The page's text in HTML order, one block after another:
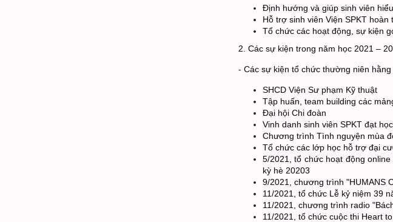
Định hướng và giúp sinh viên
Hỗ trợ sinh viên Viện SPKT
Tổ chức các hoạt động, sự kiện
2. Các sự kiện trong năm học 2021 –
- Các sự kiện tổ chức thường niên
SHCD Viện Sư phạm Kỹ thuật
Tập huấn, team building các
Đại hội Chi đoàn
Vinh danh sinh viên SPKT đạt
Chương trình Tình nguyện mùa
Tổ chức các lớp học hỗ trợ đại
5/2021, tổ chức hoạt động
kỳ hè 20203
9/2021, chương trình "HUMANS
11/2021, tổ chức Lễ kỷ niệm 39
11/2021, chương trình radio
11/2021, tổ chức cuộc thi Heart